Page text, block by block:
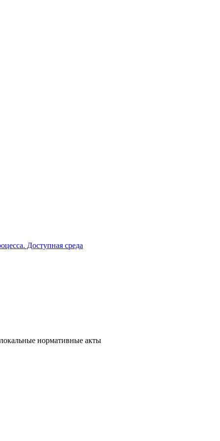
Доступная среда
нормативные акты